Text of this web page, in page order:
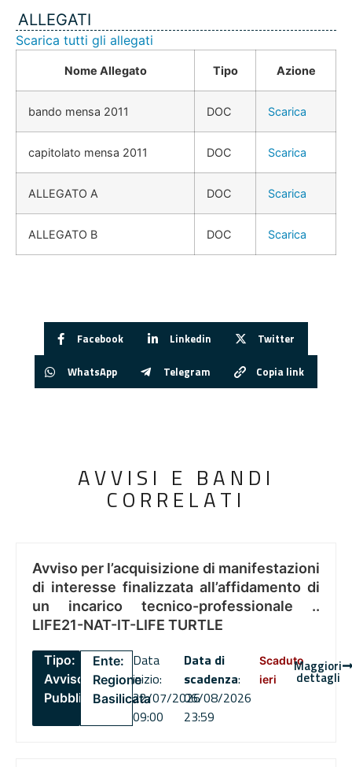
ALLEGATI
Scarica tutti gli allegati
Nome Allegato Tipo Azione
bando mensa 2011 DOC Scarica
capitolato mensa 2011 DOC Scarica
ALLEGATO A DOC Scarica
ALLEGATO B DOC Scarica
Facebook Linkedin Twitter
WhatsApp Telegram Copia link
AVVISI E BANDI
CORRELATI
Avviso per l’acquisizione di manifestazioni
di interesse finalizzata all’affidamento di
un incarico tecnico-professionale ..
LIFE21-NAT-IT-LIFE TURTLE
Tipo:
Avviso
Pubblico
Ente:
Regione
Basilicata
Data
inizio:
22/07/2026
09:00
Data di
scadenza:
06/08/2026
23:59
Scaduto
ieri
Maggiori
dettagli